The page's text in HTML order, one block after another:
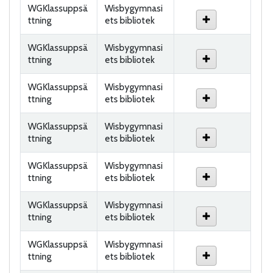
WGKlassuppsä
ttning
Wisbygymnasi
ets bibliotek
WGKlassuppsä
ttning
Wisbygymnasi
ets bibliotek
WGKlassuppsä
ttning
Wisbygymnasi
ets bibliotek
WGKlassuppsä
ttning
Wisbygymnasi
ets bibliotek
WGKlassuppsä
ttning
Wisbygymnasi
ets bibliotek
WGKlassuppsä
ttning
Wisbygymnasi
ets bibliotek
WGKlassuppsä
ttning
Wisbygymnasi
ets bibliotek